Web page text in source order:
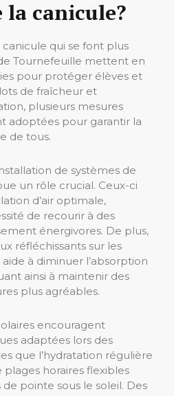
la canicule?
qui se font plus
Tournefeuille mettent en
pour protéger élèves et
de fraîcheur et
plusieurs mesures
adoptées pour garantir la
de tous.
de systèmes de
un rôle crucial. Ceux-ci
d’air optimale,
de recourir à des
énergivores. De plus,
réfléchissants sur les
à diminuer l’absorption
ainsi à maintenir des
plus agréables.
encouragent
adaptées lors des
que l’hydratation régulière
horaires flexibles
pointe sous le soleil. Des